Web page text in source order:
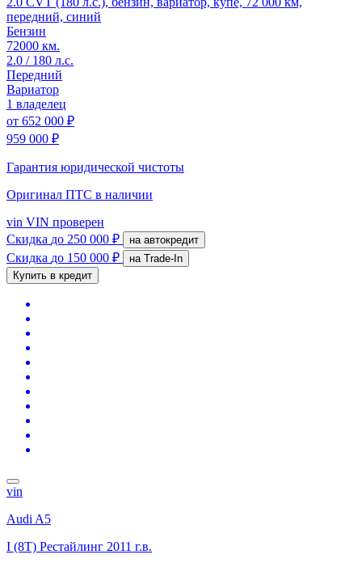
передний, синий
Бензин
72000 км.
2.0 / 180 л.с.
Передний
Вариатор
1 владелец
от 652 000 ₽
959 000 ₽
Гарантия юридической чистоты
Оригинал ПТС в наличии
vin VIN проверен
Скидка до 250 000 ₽ на автокредит
Скидка до 150 000 ₽
на Trade-In
Купить в кредит
vin
Audi A5
I (8T) Рестайлинг 2011 г.в.